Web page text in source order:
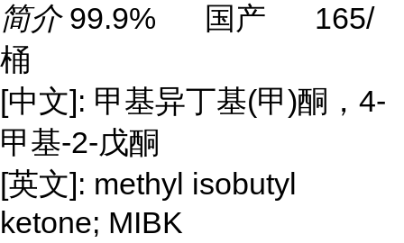
简介 99.9% 国产 165/
桶
[中文]: 甲基异丁基(甲)酮，4-
甲基-2-戊酮
[英文]: methyl isobutyl
ketone; MIBK